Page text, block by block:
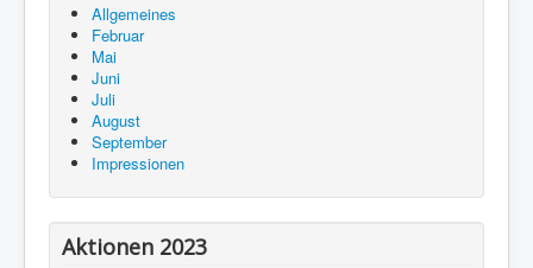
Allgemeines
Februar
Mai
Juni
Juli
August
September
Impressionen
Aktionen 2023